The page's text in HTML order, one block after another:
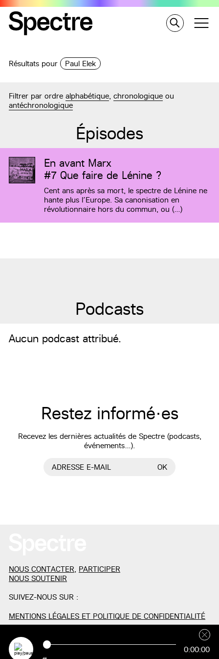
Résultats pour Paul Elek
Filtrer par ordrealphabétique ,chronologique ou
antéchronologique
Épisodes
En avant Marx
#7 Que faire de Lénine ?
Cent ans après sa mort, le spectre de Lénine ne
hante plus l’Europe. Sa canonisation en
révolutionnaire hors du commun, ou (…)
Podcasts
Aucun podcast attribué.
Restez informé·es
Recevez les dernières actualités de Spectre (podcasts,
événements…).
ADRESSE E-MAIL OK
NOUS CONTACTER, PARTICIPER
NOUS SOUTENIR
SUIVEZ-NOUS SUR :
MENTIONS LÉGALES ET POLITIQUE DE CONFIDENTIALITÉ
0:00:00